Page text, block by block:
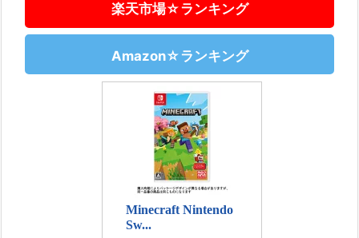
楽天市場☆ランキング
Amazon☆ランキング